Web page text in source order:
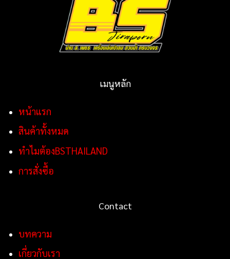
เมนูหลัก
หน้าแรก
สินค้าทั้งหมด
ทำไมต้องBSTHAILAND
การสั่งซื้อ
Contact
บทความ
เกี่ยวกับเรา